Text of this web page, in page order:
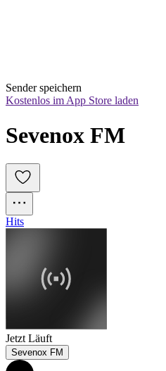
Sender speichern
Kostenlos im App Store laden
Sevenox FM
Hits
Jetzt Läuft
Sevenox FM